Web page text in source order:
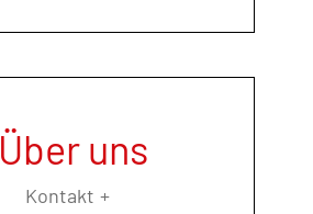
Über uns
Kontakt